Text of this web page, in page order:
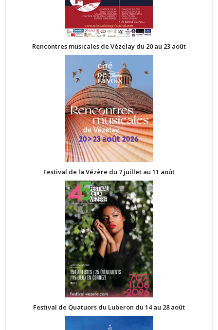
Rencontres musicales de Vézelay du 20 au 23 août
Festival de la Vézère du 7 juillet au 11 août
Festival de Quatuors du Luberon du 14 au 28 août